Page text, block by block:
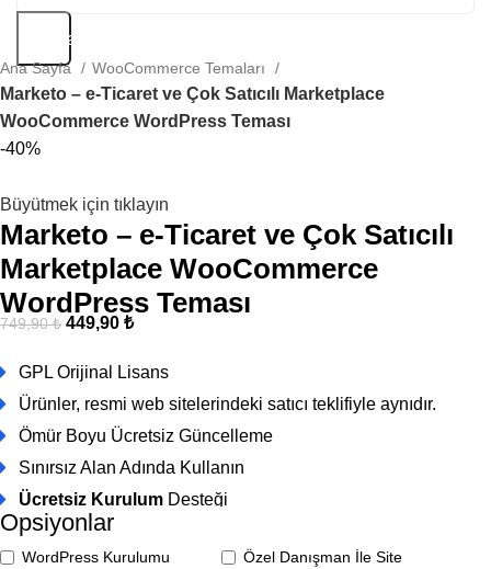
Arama
Ana Sayfa WooCommerce Temaları
Marketo – e-Ticaret ve Çok Satıcılı Marketplace
WooCommerce WordPress Teması
-40%
Büyütmek için tıklayın
Marketo – e-Ticaret ve Çok Satıcılı
Marketplace WooCommerce
WordPress Teması
749,90₺ 449,90₺
GPL Orijinal Lisans
Ürünler, resmi web sitelerindeki satıcı teklifiyle aynıdır.
Ömür Boyu Ücretsiz Güncelleme
Sınırsız Alan Adında Kullanın
Ücretsiz Kurulum Desteği
Opsiyonlar
WordPress Kurulumu
Özel Danışman İle Site